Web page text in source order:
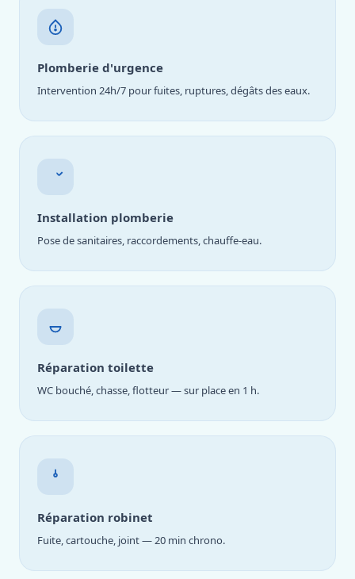
Plomberie d'urgence
Intervention 24h/7 pour fuites, ruptures, dégâts des eaux.
Installation plomberie
Pose de sanitaires, raccordements, chauffe-eau.
Réparation toilette
WC bouché, chasse, flotteur — sur place en 1 h.
Réparation robinet
Fuite, cartouche, joint — 20 min chrono.